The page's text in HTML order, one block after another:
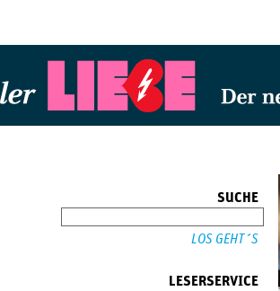
SUCHE
LESERSERVICE